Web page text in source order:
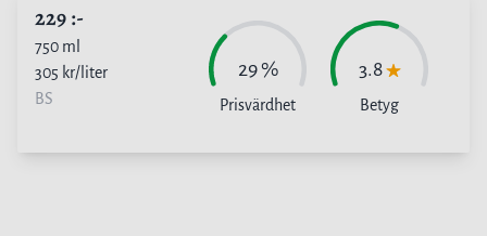
229:-
750 ml
305 kr/liter
BS
29%
Prisvärdhet
3.8
Betyg